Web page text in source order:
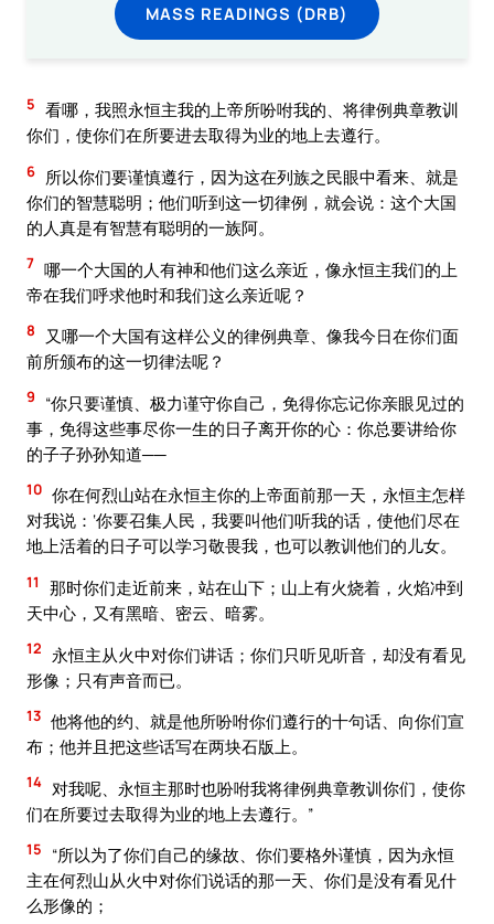
MASS READINGS (DRB)
5 看哪，我照永恒主我的上帝所吩咐我的、将律例典章教训
你们，使你们在所要进去取得为业的地上去遵行。
6 所以你们要谨慎遵行，因为这在列族之民眼中看来、就是
你们的智慧聪明；他们听到这一切律例，就会说：这个大国
的人真是有智慧有聪明的一族阿。
7 哪一个大国的人有神和他们这么亲近，像永恒主我们的上
帝在我们呼求他时和我们这么亲近呢？
8
又哪一个大国有这样公义的律例典章、像我今日在你们面
前所颁布的这一切律法呢？
9
“你只要谨慎、极力谨守你自己，免得你忘记你亲眼见过的
事，免得这些事尽你一生的日子离开你的心：你总要讲给你
的子子孙孙知道──
10 你在何烈山站在永恒主你的上帝面前那一天，永恒主怎样
对我说：‘你要召集人民，我要叫他们听我的话，使他们尽在
地上活着的日子可以学习敬畏我，也可以教训他们的儿女。
11
那时你们走近前来，站在山下；山上有火烧着，火焰冲到
天中心，又有黑暗、密云、暗雾。
12
永恒主从火中对你们讲话；你们只听见听音，却没有看见
形像；只有声音而已。
13 他将他的约、就是他所吩咐你们遵行的十句话、向你们宣
布；他并且把这些话写在两块石版上。
14 对我呢、永恒主那时也吩咐我将律例典章教训你们，使你
们在所要过去取得为业的地上去遵行。”
15
“所以为了你们自己的缘故、你们要格外谨慎，因为永恒
主在何烈山从火中对你们说话的那一天、你们是没有看见什
么形像的；